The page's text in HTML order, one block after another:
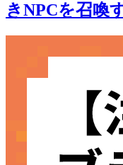
きNPCを召喚